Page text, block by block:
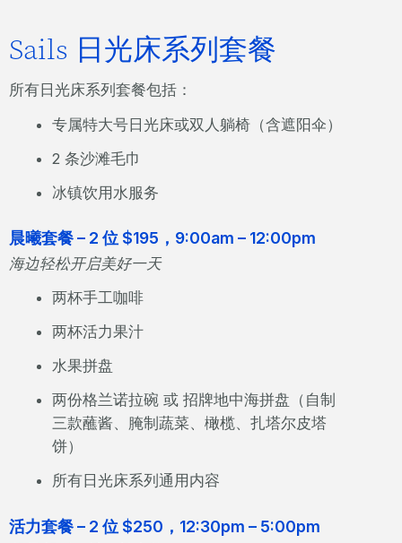
Sails 日光床系列套餐
所有日光床系列套餐包括：
专属特大号日光床或双人躺椅（含遮阳伞）
2 条沙滩毛巾
冰镇饮用水服务
晨曦套餐 – 2 位 $195，9:00am – 12:00pm
海边轻松开启美好一天
两杯手工咖啡
两杯活力果汁
水果拼盘
两份格兰诺拉碗 或 招牌地中海拼盘（自制
三款蘸酱、腌制蔬菜、橄榄、扎塔尔皮塔
饼）
所有日光床系列通用内容
活力套餐 – 2 位 $250，12:30pm – 5:00pm